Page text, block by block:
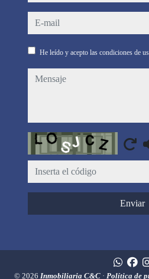
e-mail
He leído y acepto las condiciones de
mensaje
Captcha
Enviar
© 2026 Inmobiliaria C&C · Política de